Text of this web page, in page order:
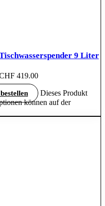
9 Liter
419.00
Dieses Produkt
können auf der